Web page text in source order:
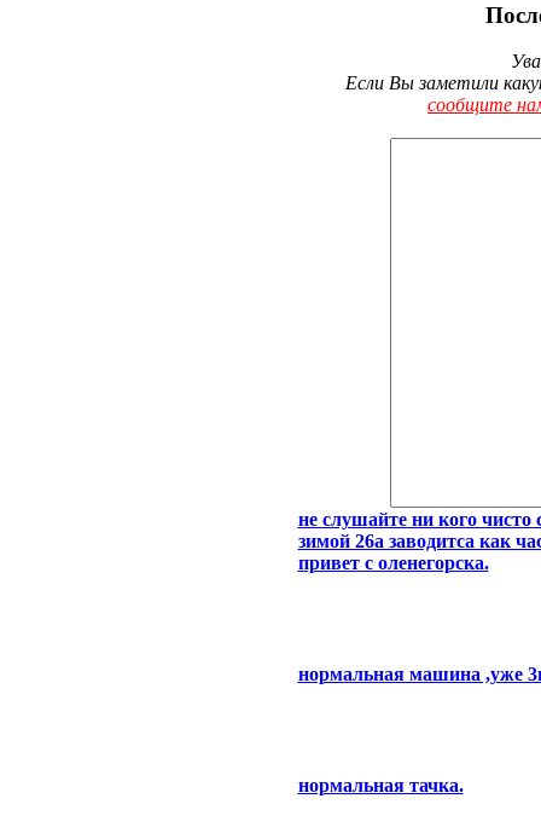
Если Вы заметили
сообщите
не слушайте ни кого чисто
зимой 26а заводитса как
привет с оленегорска.
нормальная машина ,уже
нормальная тачка.